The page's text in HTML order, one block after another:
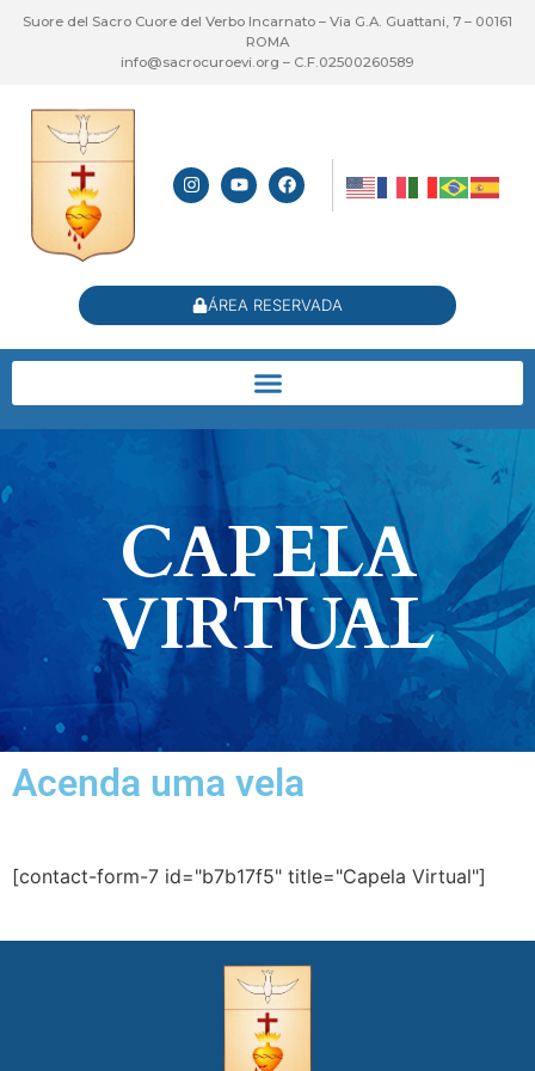
Suore del Sacro Cuore del Verbo Incarnato – Via G.A. Guattani, 7 – 00161
ROMA
info@sacrocuroevi.org – C.F.02500260589
ÁREA RESERVADA
CAPELA
VIRTUAL
Acenda uma vela
[contact-form-7 id="b7b17f5" title="Capela Virtual"]